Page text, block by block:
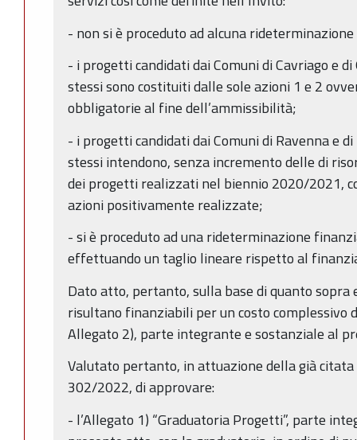
- non si è proceduto ad alcuna
- i progetti candidati dai Comuni di Cavriago e
stessi sono costituiti dalle sole azioni 1 e 2
obbligatorie al fine dell’ammissibilità;
- i progetti candidati dai Comuni di Ravenna e
stessi intendono, senza incremento delle di
dei progetti realizzati nel biennio 2020/2021,
azioni positivamente realizzate;
- si è proceduto ad una rideterminazione
effettuando un taglio lineare rispetto al
Dato atto, pertanto, sulla base di quanto sopra
risultano finanziabili per un costo complessivo
Allegato 2), parte integrante e sostanziale al
Valutato pertanto, in attuazione della già
302/2022, di approvare:
- l’Allegato 1) “Graduatoria Progetti”, parte